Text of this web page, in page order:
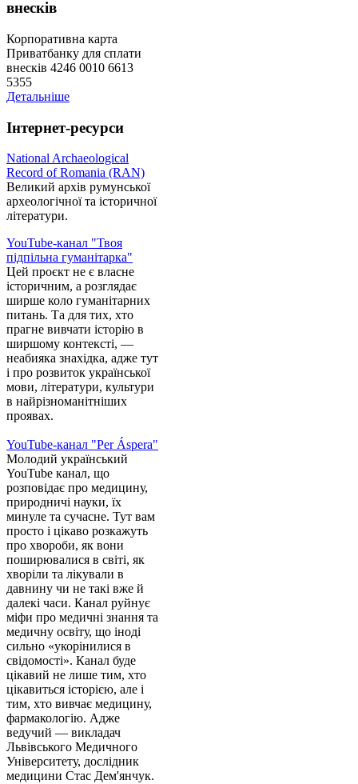
внесків
Корпоративна карта
Приватбанку для сплати
внесків 4246 0010 6613
5355
Детальніше
Інтернет-ресурси
National Archaeological
Record of Romania (RAN)
Великий архів румунської
археологічної та історичної
літератури.
YouTube-канал "Твоя
підпільна гуманітарка"
Цей проєкт не є власне
історичним, а розглядає
ширше коло гуманітарних
питань. Та для тих, хто
прагне вивчати історію в
ширшому контексті, —
неабияка знахідка, адже тут
і про розвиток української
мови, літератури, культури
в найрізноманітніших
проявах.
YouTube-канал "Per Áspera"
Молодий український
YouTube канал, що
розповідає про медицину,
природничі науки, їх
минуле та сучасне. Тут вам
просто і цікаво розкажуть
про хвороби, як вони
поширювалися в світі, як
хворіли та лікували в
давнину чи не такі вже й
далекі часи. Канал руйнує
міфи про медичні знання та
медичну освіту, що іноді
сильно «укорінилися в
свідомості». Канал буде
цікавий не лише тим, хто
цікавиться історією, але і
тим, хто вивчає медицину,
фармакологію. Адже
ведучий — викладач
Львівського Медичного
Університету, дослідник
медицини Стас Дем'янчук.